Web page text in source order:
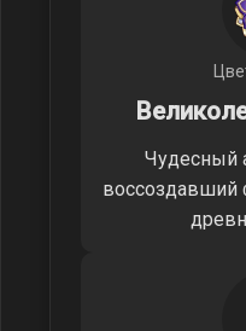
Чудесный
воссоздавший